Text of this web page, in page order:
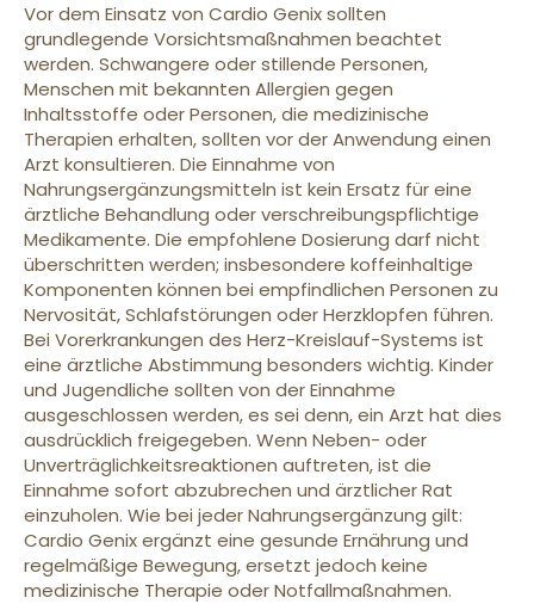
Vor dem Einsatz von Cardio Genix sollten
grundlegende Vorsichtsmaßnahmen beachtet
werden. Schwangere oder stillende Personen,
Menschen mit bekannten Allergien gegen
Inhaltsstoffe oder Personen, die medizinische
Therapien erhalten, sollten vor der Anwendung einen
Arzt konsultieren. Die Einnahme von
Nahrungsergänzungsmitteln ist kein Ersatz für eine
ärztliche Behandlung oder verschreibungspflichtige
Medikamente. Die empfohlene Dosierung darf nicht
überschritten werden; insbesondere koffeinhaltige
Komponenten können bei empfindlichen Personen zu
Nervosität, Schlafstörungen oder Herzklopfen führen.
Bei Vorerkrankungen des Herz-Kreislauf-Systems ist
eine ärztliche Abstimmung besonders wichtig. Kinder
und Jugendliche sollten von der Einnahme
ausgeschlossen werden, es sei denn, ein Arzt hat dies
ausdrücklich freigegeben. Wenn Neben- oder
Unverträglichkeitsreaktionen auftreten, ist die
Einnahme sofort abzubrechen und ärztlicher Rat
einzuholen. Wie bei jeder Nahrungsergänzung gilt:
Cardio Genix ergänzt eine gesunde Ernährung und
regelmäßige Bewegung, ersetzt jedoch keine
medizinische Therapie oder Notfallmaßnahmen.